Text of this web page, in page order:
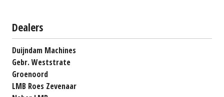
Dealers
Duijndam Machines
Gebr. Weststrate
Groenoord
LMB Roes Zevenaar